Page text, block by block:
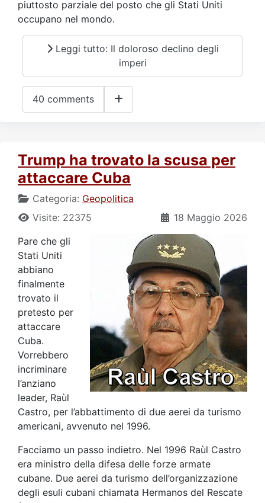
piuttosto parziale del posto che gli Stati Uniti
occupano nel mondo.
Leggi tutto: Il doloroso declino degli
imperi
40 comments
Trump ha trovato la scusa per
attaccare Cuba
Categoria: Geopolitica
18 Maggio 2026
Visite: 22375
Pare che gli
Stati Uniti
abbiano
finalmente
trovato il
pretesto per
attaccare
Cuba.
Vorrebbero
incriminare
l’anziano
leader, Raùl
Castro, per l’abbattimento di due aerei da turismo
americani, avvenuto nel 1996.
Facciamo un passo indietro. Nel 1996 Raùl Castro
era ministro della difesa delle forze armate
cubane. Due aerei da turismo dell’organizzazione
degli esuli cubani chiamata Hermanos del Rescate